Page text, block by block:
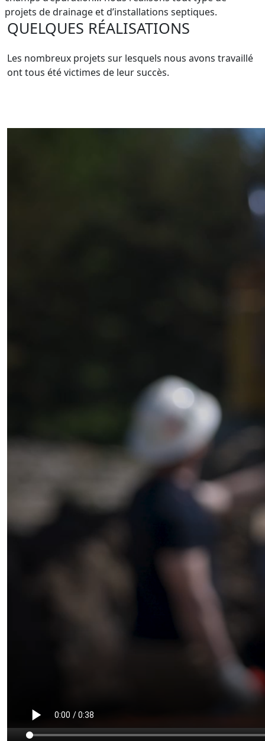
projets de drainage et d’installations septiques.
QUELQUES RÉALISATIONS
Les nombreux projets sur lesquels nous avons travaillé
ont tous été victimes de leur succès.